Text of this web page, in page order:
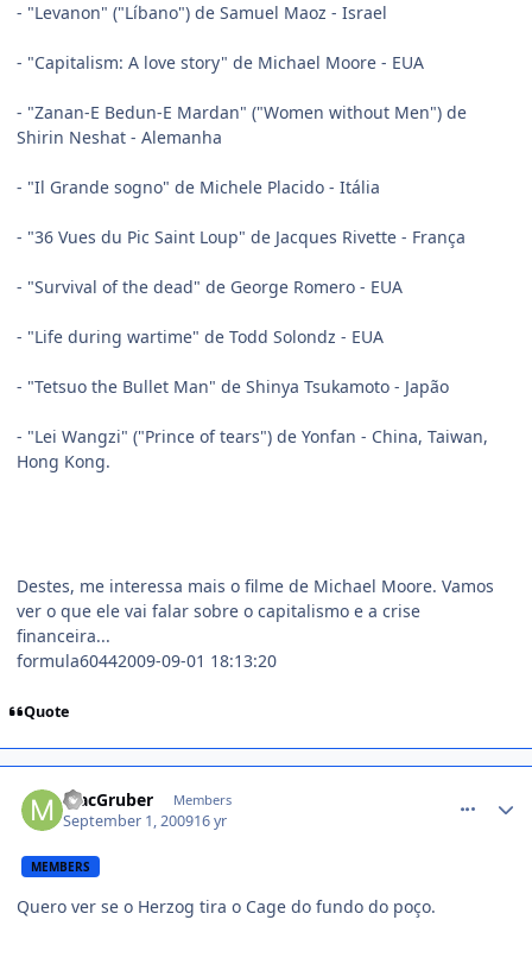
- "Levanon" ("Líbano") de Samuel Maoz - Israel
- "Capitalism: A love story" de Michael Moore - EUA
- "Zanan-E Bedun-E Mardan" ("Women without Men") de
Shirin Neshat - Alemanha
- "Il Grande sogno" de Michele Placido - Itália
- "36 Vues du Pic Saint Loup" de Jacques Rivette - França
- "Survival of the dead" de George Romero - EUA
- "Life during wartime" de Todd Solondz - EUA
- "Tetsuo the Bullet Man" de Shinya Tsukamoto - Japão
- "Lei Wangzi" ("Prince of tears") de Yonfan - China, Taiwan,
Hong Kong.
Destes, me interessa mais o filme de Michael Moore. Vamos
ver o que ele vai falar sobre o capitalismo e a crise
financeira...
formula60442009-09-01 18:13:20
Quote
MacGruber Members
September 1, 200916 yr
MEMBERS
Quero ver se o Herzog tira o Cage do fundo do poço.